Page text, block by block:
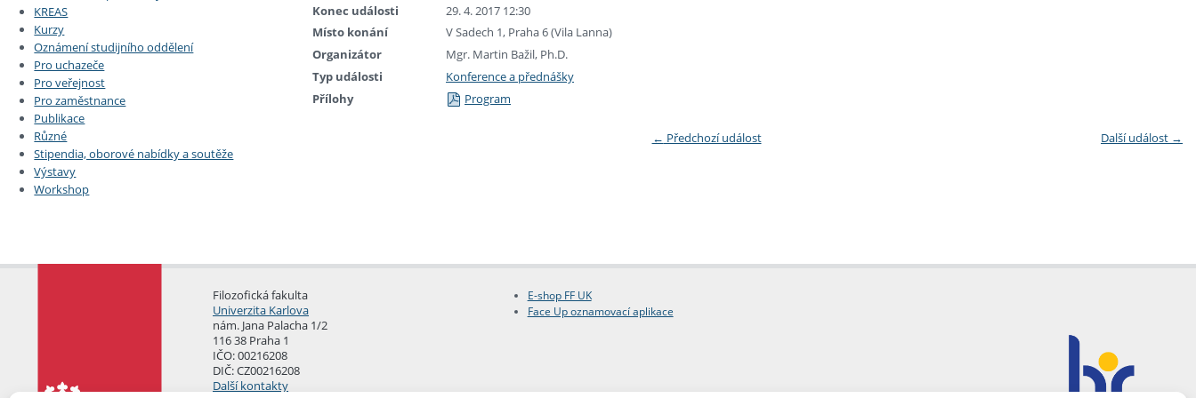
KREAS
Kurzy
Oznámení studijního oddělení
Pro uchazeče
Pro veřejnost
Pro zaměstnance
Publikace
Různé
Stipendia, oborové nabídky a soutěže
Výstavy
Workshop
Konec události
29. 4. 2017 12:30
Místo konání
V Sadech 1, Praha 6 (Vila Lanna)
Organizátor
Mgr. Martin Bažil, Ph.D.
Typ události
Konference a přednášky
Přílohy
Program
← Předchozí událost Další událost →
Filozofická fakulta
Univerzita Karlova
nám. Jana Palacha 1/2
116 38 Praha 1
IČO: 00216208
DIČ: CZ00216208
Další kontakty
E-shop FF UK
Face Up oznamovací aplikace